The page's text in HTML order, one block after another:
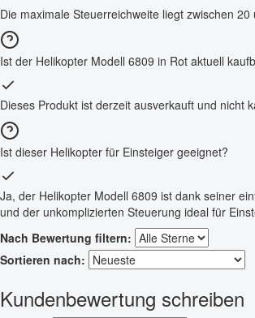
Die maximale Steuerreichweite liegt zwischen
Ist der Helikopter Modell 6809 in Rot aktuell
Dieses Produkt ist derzeit ausverkauft und nicht
Ist dieser Helikopter für Einsteiger geeignet?
Ja, der Helikopter Modell 6809 ist dank seiner
und der unkomplizierten Steuerung ideal für
Nach Bewertung filtern:
Sortieren nach:
Kundenbewertung schreiben